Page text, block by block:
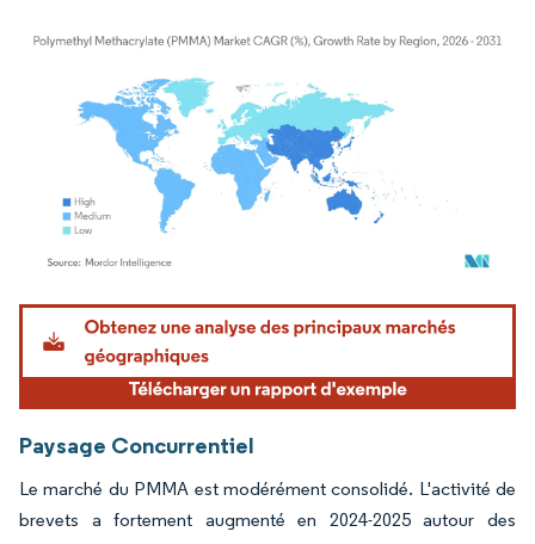
Image © Mordor Intelligence. La réutilisation nécessite une attribution sous CC BY
Paysage Concurrentiel
Le marché du PMMA est modérément consolidé. L'activité de
brevets a fortement augmenté en 2024-2025 autour des